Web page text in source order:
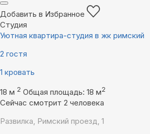
Добавить в Избранное
Студия
Уютная квартира-студия в жк римский
2 гостя
1 кровать
18 м 2 Общая площадь: 18 м2
Сейчас смотрит 2 человека
Развилка, Римский проезд, 1